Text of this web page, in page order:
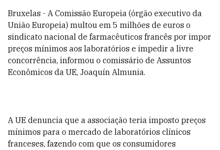
Bruxelas - A Comissão Europeia (órgão executivo da
União Europeia) multou em 5 milhões de euros o
sindicato nacional de farmacêuticos francês por impor
preços mínimos aos laboratórios e impedir a livre
concorrência, informou o comissário de Assuntos
Econômicos da UE, Joaquín Almunia.
A UE denuncia que a associação teria imposto preços
mínimos para o mercado de laboratórios clínicos
franceses, fazendo com que os consumidores